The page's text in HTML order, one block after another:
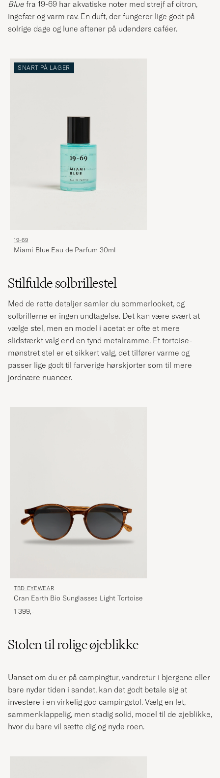
Blue fra 19-69 har akvatiske noter med strejf af citron,
ingefær og varm rav. En duft, der fungerer lige godt på
solrige dage og lune aftener på udendørs caféer.
SNART PÅ LAGER
19-69
Miami Blue Eau de Parfum 30ml
Stilfulde solbrillestel
Med de rette detaljer samler du sommerlooket, og
solbrillerne er ingen undtagelse. Det kan være svært at
vælge stel, men en model i acetat er ofte et mere
slidstærkt valg end en tynd metalramme. Et tortoise-
mønstret stel er et sikkert valg, det tilfører varme og
passer lige godt til farverige hørskjorter som til mere
jordnære nuancer.
TBD EYEWEAR
Cran Earth Bio Sunglasses Light Tortoise
1 399,-
Stolen til rolige øjeblikke
Uanset om du er på campingtur, vandretur i bjergene eller
bare nyder tiden i sandet, kan det godt betale sig at
investere i en virkelig god campingstol. Vælg en let,
sammenklappelig, men stadig solid, model til de øjeblikke,
hvor du bare vil sætte dig og nyde roen.